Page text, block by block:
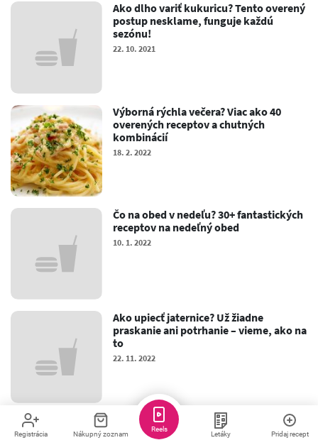
Ako dlho variť kukuricu? Tento overený
postup nesklame, funguje každú
sezónu!
22. 10. 2021
Výborná rýchla večera? Viac ako 40
overených receptov a chutných
kombinácií
18. 2. 2022
Čo na obed v nedeľu? 30+ fantastických
receptov na nedeľný obed
10. 1. 2022
Ako upiecť jaternice? Už žiadne
praskanie ani potrhanie – vieme, ako na
to
22. 11. 2022
Omáčky k mäsu, ktoré si zamiluje celá
rodina: Ktorú vyskúšať ako prvú?
Registrácia Nákupný zoznam Letáky Pridaj recept
Reels